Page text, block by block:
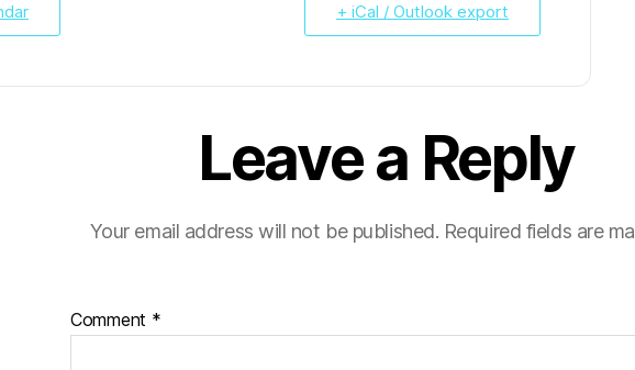
+ iCal / Outlook export
Leave a Reply
Your email address will not be published. Required fields are
Comment *